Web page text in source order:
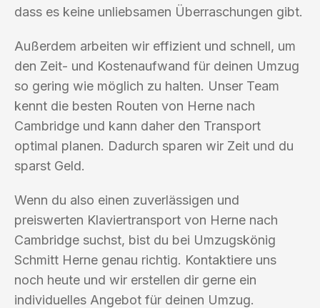
dass es keine unliebsamen Überraschungen gibt.
Außerdem arbeiten wir effizient und schnell, um
den Zeit- und Kostenaufwand für deinen Umzug
so gering wie möglich zu halten. Unser Team
kennt die besten Routen von Herne nach
Cambridge und kann daher den Transport
optimal planen. Dadurch sparen wir Zeit und du
sparst Geld.
Wenn du also einen zuverlässigen und
preiswerten Klaviertransport von Herne nach
Cambridge suchst, bist du bei Umzugskönig
Schmitt Herne genau richtig. Kontaktiere uns
noch heute und wir erstellen dir gerne ein
individuelles Angebot für deinen Umzug.